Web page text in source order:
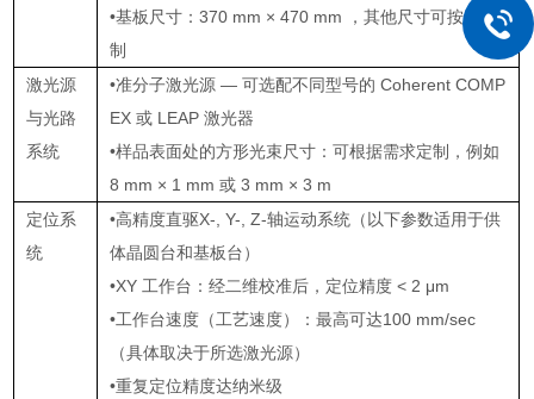
•基板尺寸：370 mm × 470 mm ，其他尺寸可按需定
制
激光源
与光路
系统
•准分子激光源 — 可选配不同型号的 Coherent COMP
EX 或 LEAP 激光器
•样品表面处的方形光束尺寸：可根据需求定制，例如
8 mm × 1 mm 或 3 mm × 3 m
定位系
统
•高精度直驱X-, Y-, Z-轴运动系统（以下参数适用于供
体晶圆台和基板台）
•XY 工作台：经二维校准后，定位精度 < 2 μm
•工作台速度（工艺速度）：最高可达100 mm/sec
（具体取决于所选激光源）
•重复定位精度达纳米级